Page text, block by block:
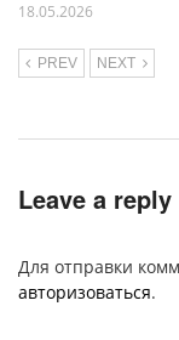
18.05.2026
PREV NEXT
Leave a reply
Для отправки
авторизоваться.